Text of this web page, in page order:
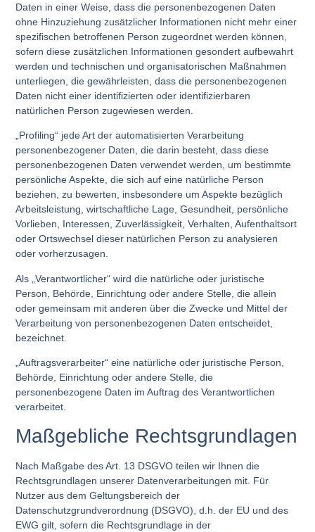
Daten in einer Weise, dass die personenbezogenen Daten
ohne Hinzuziehung zusätzlicher Informationen nicht mehr einer
spezifischen betroffenen Person zugeordnet werden können,
sofern diese zusätzlichen Informationen gesondert aufbewahrt
werden und technischen und organisatorischen Maßnahmen
unterliegen, die gewährleisten, dass die personenbezogenen
Daten nicht einer identifizierten oder identifizierbaren
natürlichen Person zugewiesen werden.
„Profiling“ jede Art der automatisierten Verarbeitung
personenbezogener Daten, die darin besteht, dass diese
personenbezogenen Daten verwendet werden, um bestimmte
persönliche Aspekte, die sich auf eine natürliche Person
beziehen, zu bewerten, insbesondere um Aspekte bezüglich
Arbeitsleistung, wirtschaftliche Lage, Gesundheit, persönliche
Vorlieben, Interessen, Zuverlässigkeit, Verhalten, Aufenthaltsort
oder Ortswechsel dieser natürlichen Person zu analysieren
oder vorherzusagen.
Als „Verantwortlicher“ wird die natürliche oder juristische
Person, Behörde, Einrichtung oder andere Stelle, die allein
oder gemeinsam mit anderen über die Zwecke und Mittel der
Verarbeitung von personenbezogenen Daten entscheidet,
bezeichnet.
„Auftragsverarbeiter“ eine natürliche oder juristische Person,
Behörde, Einrichtung oder andere Stelle, die
personenbezogene Daten im Auftrag des Verantwortlichen
verarbeitet.
Maßgebliche Rechtsgrundlagen
Nach Maßgabe des Art. 13 DSGVO teilen wir Ihnen die
Rechtsgrundlagen unserer Datenverarbeitungen mit. Für
Nutzer aus dem Geltungsbereich der
Datenschutzgrundverordnung (DSGVO), d.h. der EU und des
EWG gilt, sofern die Rechtsgrundlage in der